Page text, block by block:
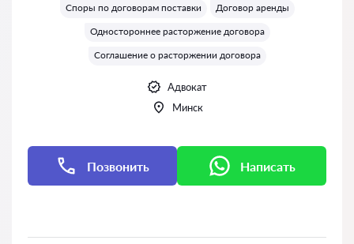
Споры по договорам поставки
Договор аренды
Одностороннее расторжение договора
Соглашение о расторжении договора
Адвокат
Минск
Позвонить Написать